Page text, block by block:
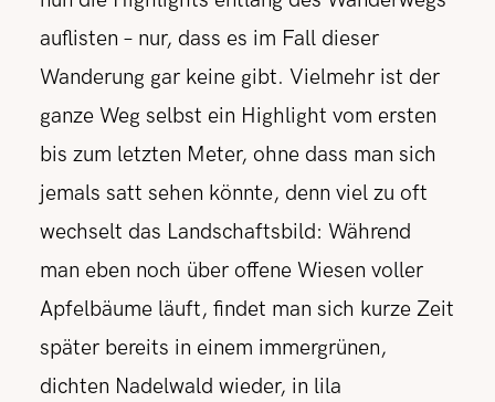
auflisten – nur, dass es im Fall dieser
Wanderung gar keine gibt. Vielmehr ist der
ganze Weg selbst ein Highlight vom ersten
bis zum letzten Meter, ohne dass man sich
jemals satt sehen könnte, denn viel zu oft
wechselt das Landschaftsbild: Während
man eben noch über offene Wiesen voller
Apfelbäume läuft, findet man sich kurze Zeit
später bereits in einem immergrünen,
dichten Nadelwald wieder, in lila